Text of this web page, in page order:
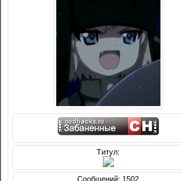
Титул:
Сообщений: 1502